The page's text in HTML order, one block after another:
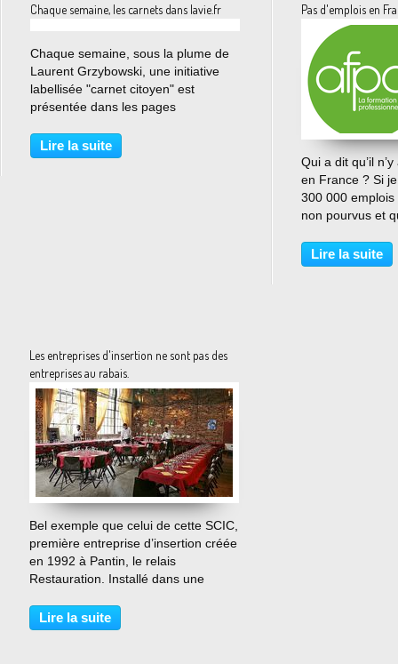
Chaque semaine, les carnets dans lavie.fr
Chaque semaine, sous la plume de
Laurent Grzybowski, une initiative
labellisée "carnet citoyen" est
présentée dans les pages
http://www.lavie.fr/solidarite/carnets-
citoyens/a-saint-denis-des-moutons-
Lire la suite
Pas d'emplois en
Qui a dit qu’il
en France ? Si
300 000
non pourvus et
connaître ?
scruter le site
Lire la suite
Les entreprises d'insertion ne sont pas des
entreprises au rabais.
…
Bel exemple que celui de cette SCIC,
première entreprise d’insertion créée
en 1992 à Pantin, le relais
Restauration. Installé dans une
restaurant d’insertion inaugure à la
fin du mois un nouvel équipement
Lire la suite